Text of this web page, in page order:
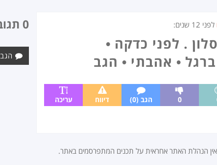
לפני 12 שנים :
. לפני כדקה •
• אהבתי • הגב
0 הגב (0) דיווח עריכה
0 תגובות
הנהלת האתר אחראית על תכנים המתפרסמים באתר.